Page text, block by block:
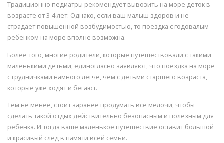
Традиционно педиатры рекомендует вывозить на море деток в
возрасте от 3-4 лет. Однако, если ваш малыш здоров и не
страдает повышенной возбудимостью, то поездка с годовалым
ребенком на море вполне возможна.
Более того, многие родители, которые путешествовали с такими
маленькими детьми, единогласно заявляют, что поездка на море
с грудничками намного легче, чем с детьми старшего возраста,
которые уже ходят и бегают.
Тем не менее, стоит заранее продумать все мелочи, чтобы
сделать такой отдых действительно безопасным и полезным для
ребенка. И тогда ваше маленькое путешествие оставит большой
и красивый след в памяти всей семьи.